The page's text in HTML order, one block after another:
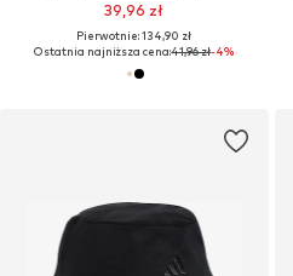
39,96 zł
Pierwotnie: 134,90 zł
Ostatnia najniższa cena:41,96 zł-4%